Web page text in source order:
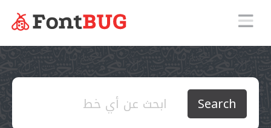
Search